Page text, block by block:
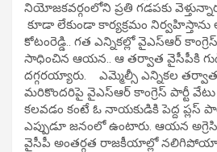
నియోజకవర్గంలోని ప్రతి గడపకు
కూడా లేకుండా కార్యక్రమం నిర్వహిస్తాను
కోటంరెడ్డి.. గత ఎన్నికల్లో వైఎస్‌ఆర్‌
సాధించిన ఆయన.. ఆ తర్వాత వైసీపీకి
దగ్గరయ్యారు. ఎమ్మెల్సీ ఎన్నికల
మరికొందరిపై వైఎస్ఆర్ కాంగ్రెస్ పార్టీ వేటు
కలవడం కంటే ఓ నాయకుడికి పెద్ద ప్లస్
ఎప్పుడూ జనంలో ఉంటారు. ఆయన
వైసీపీ అంతర్గత రాజకీయాల్లో